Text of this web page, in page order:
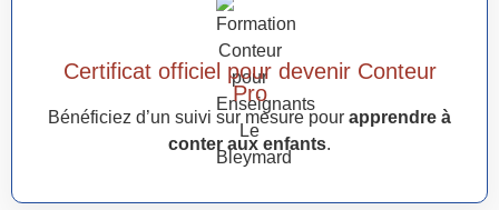
Certificat officiel pour devenir Conteur
Pro
Bénéficiez d’un suivi sur mesure pour apprendre à
conter aux enfants.